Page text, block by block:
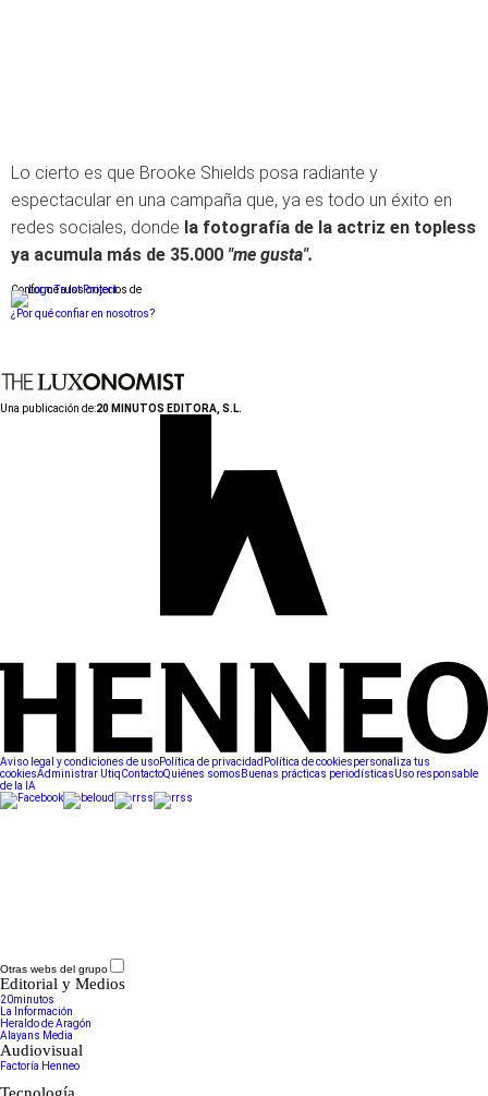
Lo cierto es que Brooke Shields posa radiante y
espectacular en una campaña que, ya es todo un éxito en
redes sociales, donde la fotografía de la actriz en topless
ya acumula más de 35.000 "me gusta".
Conforme a los criterios de
¿Por qué confiar en nosotros?
Una publicación de:20 MINUTOS EDITORA, S.L.
Aviso legal y condiciones de usoPolítica de privacidad Política de cookiespersonaliza tus
cookiesAdministrar UtiqContactoQuiénes somos Buenas prácticas periodísticasUso responsable
de la IA
Otras webs del grupo
Editorial y Medios
20minutos
La Información
Heraldo de Aragón
Alayans Media
Audiovisual
Factoría Henneo